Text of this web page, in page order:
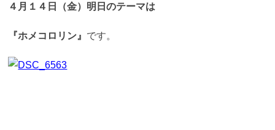
４月１４日（金）明日のテーマは
『ホメコロリン』 です。